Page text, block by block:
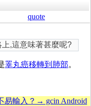
quote
,這意味著甚麼呢?
睪丸癌移轉到肺部。
易輸入？→ gcin Android